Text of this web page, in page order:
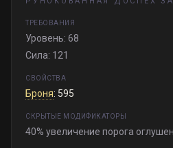
ТРЕБОВАНИЯ
Уровень: 68
Сила: 121
СВОЙСТВА
Броня: 595
СКРЫТЫЕ МОДИФИКАТОРЫ
40% увеличение порога